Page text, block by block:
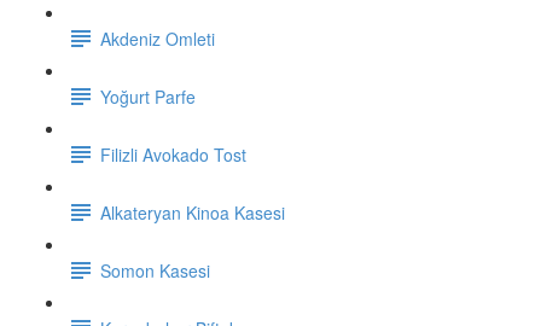
Akdeniz Omleti
Yoğurt Parfe
Filizli Avokado Tost
Alkateryan Kinoa Kasesi
Somon Kasesi